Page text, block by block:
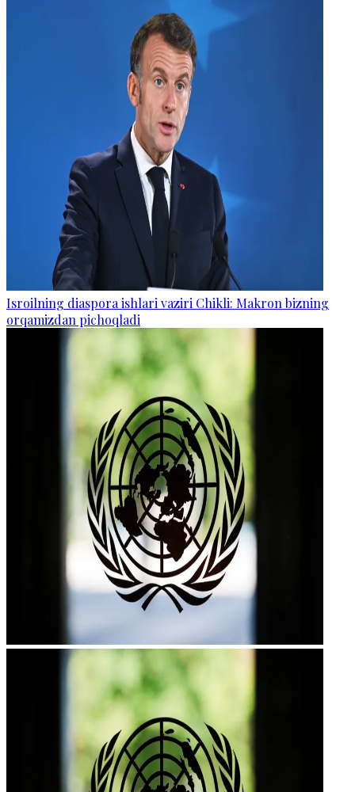
Isroilning diaspora ishlari vaziri Chikli: Makron bizning
orqamizdan pichoqladi